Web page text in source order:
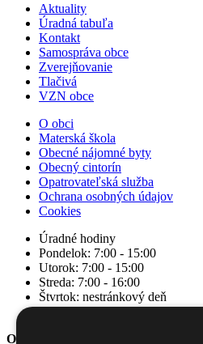
Aktuality
Úradná tabuľa
Kontakt
Samospráva obce
Zverejňovanie
Tlačivá
VZN obce
O obci
Materská škola
Obecné nájomné byty
Obecný cintorín
Opatrovateľská služba
Ochrana osobných údajov
Cookies
Úradné hodiny
Pondelok: 7:00 - 15:00
Utorok: 7:00 - 15:00
Streda: 7:00 - 16:00
Štvrtok: nestránkový deň
Piatok: 7:00 - 14:00
Obec Hrašné